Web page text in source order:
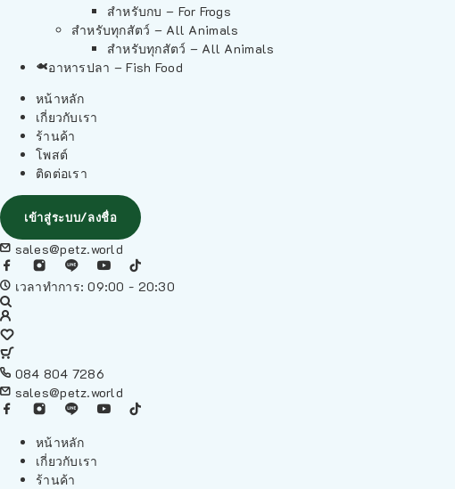
สำหรับกบ – For Frogs
สำหรับทุกสัตว์ – All Animals
สำหรับทุกสัตว์ – All Animals
อาหารปลา – Fish Food
หน้าหลัก
เกี่ยวกับเรา
ร้านค้า
โพสต์
ติดต่อเรา
เข้าสู่ระบบ/ลงชื่อ
sales@petz.world
เวลาทำการ: 09:00 - 20:30
084 804 7286
sales@petz.world
หน้าหลัก
เกี่ยวกับเรา
ร้านค้า